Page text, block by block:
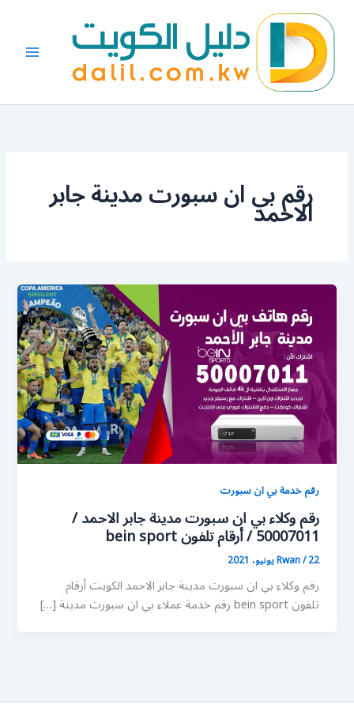
المحتوى
رقم بي ان سبورت مدينة جابر
الاحمد
رقم خدمة بي ان سبورت
رقم وكلاء بي ان سبورت مدينة جابر الاحمد /
50007011 / أرقام تلفون bein sport
Rwan/22 يونيو، 2021
رقم وكلاء بي ان سبورت مدينة جابر الاحمد الكويت أرقام
تلفون bein sport رقم خدمة عملاء بي ان سبورت مدينة […]